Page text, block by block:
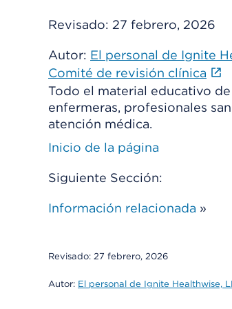
Revisado: 27 febrero, 2026
Autor: El personal de Ignite
Comité de revisión clínica
Todo el material educativo
enfermeras, profesionales
atención médica.
Inicio de la página
Siguiente Sección:
Información relacionada »
Revisado: 27 febrero, 2026
Autor: El personal de Ignite Healthwise,